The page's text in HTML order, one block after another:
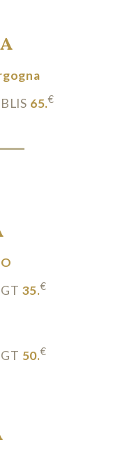
65.€
35.€
50.€